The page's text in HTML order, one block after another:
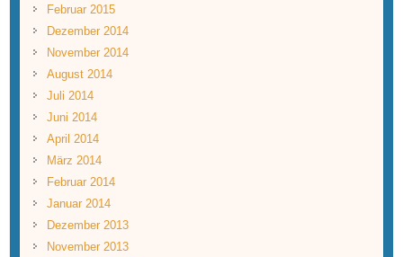
Februar 2015
Dezember 2014
November 2014
August 2014
Juli 2014
Juni 2014
April 2014
März 2014
Februar 2014
Januar 2014
Dezember 2013
November 2013